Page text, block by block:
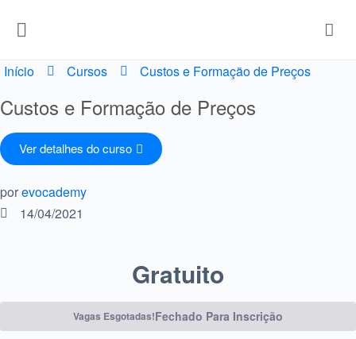
Início Cursos Custos e Formação de Preços
Custos e Formação de Preços
Ver detalhes do curso
porevocademy
14/04/2021
Gratuito
Vagas Esgotadas!Fechado Para Inscrição